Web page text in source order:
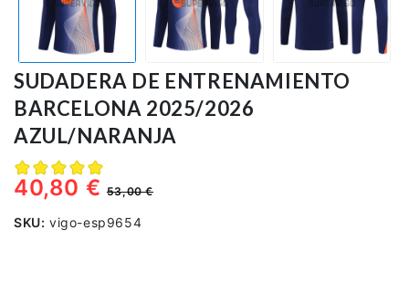
SUDADERA DE ENTRENAMIENTO
BARCELONA 2025/2026
AZUL/NARANJA
40,80 €53,00 €
SKU: vigo-esp9654